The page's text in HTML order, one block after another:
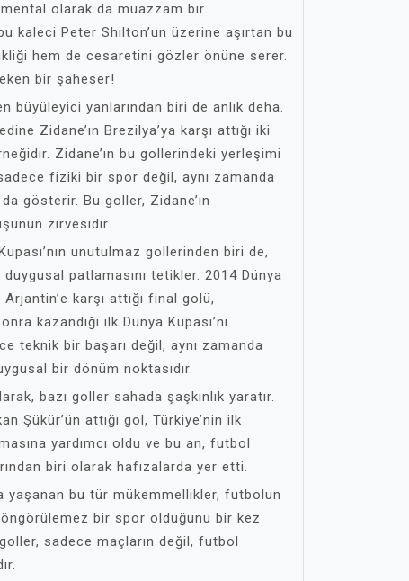
olarak da muazzam bir
kaleci Peter Shilton’un üzerine aşırtan bu
hem de cesaretini gözler önüne serer.
bir şaheser!
büyüleyici yanlarından biri de anlık deha.
Zidane’ın Brezilya’ya karşı attığı iki
Zidane’ın bu gollerindeki yerleşimi
fiziki bir spor değil, aynı zamanda
gösterir. Bu goller, Zidane’ın
zirvesidir.
unutulmaz gollerinden biri de,
patlamasını tetikler. 2014 Dünya
karşı attığı final golü,
kazandığı ilk Dünya Kupası’nı
teknik bir başarı değil, aynı zamanda
bir dönüm noktasıdır.
bazı goller sahada şaşkınlık yaratır.
Şükür’ün attığı gol, Türkiye’nin ilk
yardımcı oldu ve bu an, futbol
biri olarak hafızalarda yer etti.
yaşanan bu tür mükemmellikler, futbolun
bir spor olduğunu bir kez
sadece maçların değil, futbol